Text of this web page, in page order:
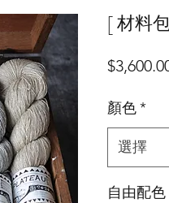
[ 材料
顏色*
選擇
自由配色